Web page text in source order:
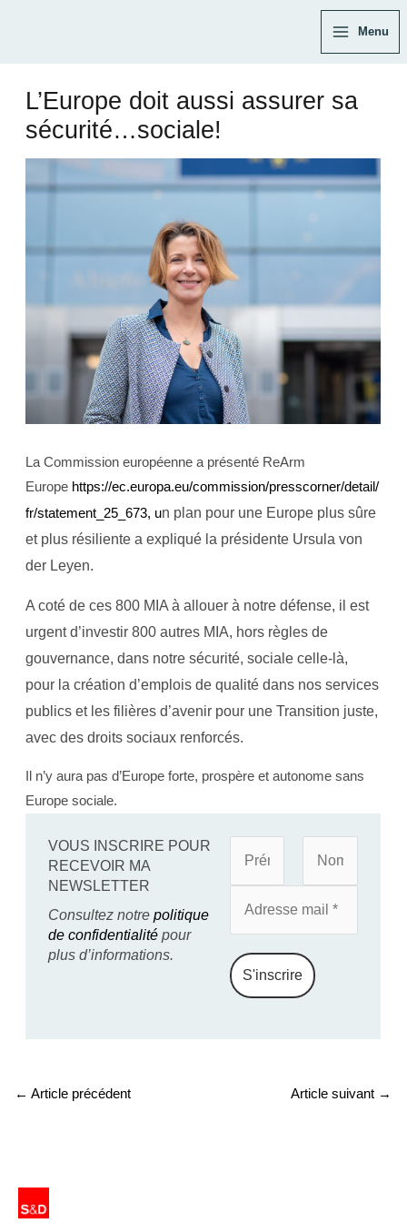
Main
Menu
Menu
L’Europe doit aussi assurer sa
sécurité…sociale!
La Commission européenne a présenté ReArm
Europe https://ec.europa.eu/commission/presscorner/detail/
fr/statement_25_673, un plan pour une Europe plus sûre
et plus résiliente a expliqué la présidente Ursula von
der Leyen.
A coté de ces 800 MIA à allouer à notre défense, il est
urgent d’investir 800 autres MIA, hors règles de
gouvernance, dans notre sécurité, sociale celle-là,
pour la création d’emplois de qualité dans nos services
publics et les filières d’avenir pour une Transition juste,
avec des droits sociaux renforcés.
Il n’y aura pas d’Europe forte, prospère et autonome sans
Europe sociale.
VOUS INSCRIRE POUR
RECEVOIR MA
NEWSLETTER
Consultez notrepolitique
de confidentialité pour
plus d’informations.
← Article précédent Article suivant →